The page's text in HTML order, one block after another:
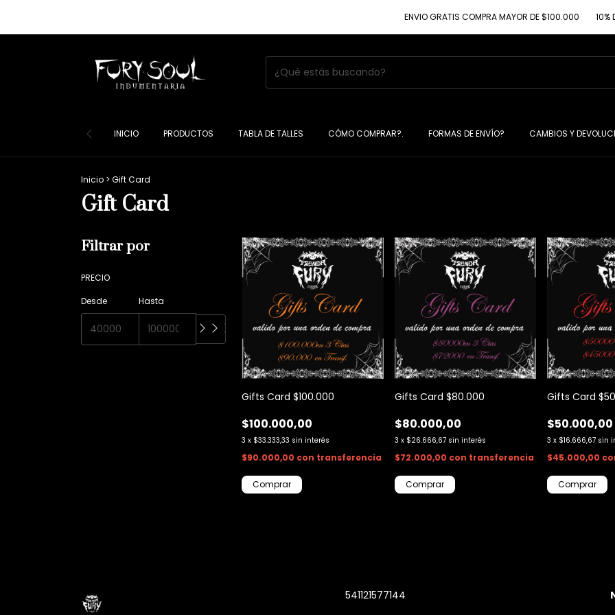
ENVIO GRATIS COMPRA MAYOR DE $100.000 10%
INICIO PRODUCTOS TABLA DE TALLES CÓMO COMPRAR?. FORMAS DE ENVÍO? CAMBIOS Y
Inicio > Gift Card
Gift Card
Filtrar por
PRECIO
Desde
Hasta
Gifts Card $100.000
$100.000,00
3 x $33.333,33 sin interés
$90.000,00 con transferencia
Gifts Card $80.000
$80.000,00
3 x $26.666,67 sin interés
$72.000,00 con transferencia
Gifts Card
$50.000,00
3 x $16.666,67 sin
$45.000,00
541121577144